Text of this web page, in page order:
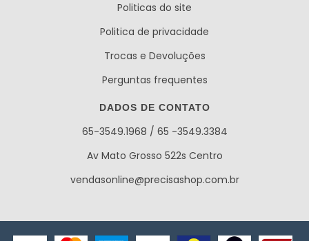
Politicas do site
Politica de privacidade
Trocas e Devoluções
Perguntas frequentes
DADOS DE CONTATO
65-3549.1968 / 65 -3549.3384
Av Mato Grosso 522s Centro
vendasonline@precisashop.com.br